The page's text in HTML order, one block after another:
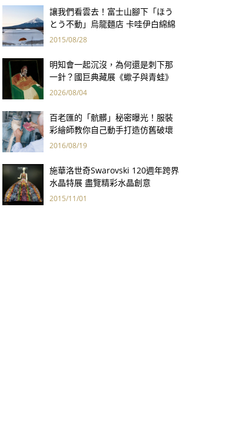
讓我們看雲去！富士山腳下「ほう
とう不動」烏龍麵店 卡哇伊白綿綿
造型療癒你的心
2015/08/28
明知會一起沉沒，為何還是刺下那
一針？國巨典藏展《蠍子與青蛙》
用66件名作拷問人性
2026/08/04
百老匯的「骯髒」秘密曝光！服裝
彩繪師教你自己動手打造仿舊破壞
感服飾
2016/08/19
施華洛世奇Swarovski 120週年跨界
水晶特展 盡覽精彩水晶創意
2015/11/01